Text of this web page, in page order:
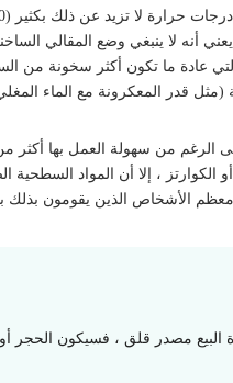
في
أنه لا ينبغي وضع المقالي
عادة ما تكون أكثر سخونة من
(مثل قدر المعكرونة مع الماء
الرغم من سهولة العمل بها أكثر
الكوارتز ، إلا أن المواد السطحية
الأشخاص الذين يقومون بذلك
البيع مصدر قلق ، فسيكون الحجر أو